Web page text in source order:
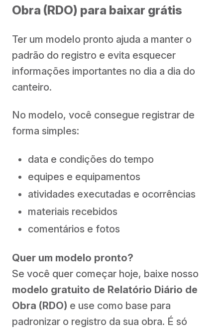
Obra (RDO) para baixar grátis
Ter um modelo pronto ajuda a manter o
padrão do registro e evita esquecer
informações importantes no dia a dia do
canteiro.
No modelo, você consegue registrar de
forma simples:
data e condições do tempo
equipes e equipamentos
atividades executadas e ocorrências
materiais recebidos
comentários e fotos
Quer um modelo pronto?
Se você quer começar hoje, baixe nosso
modelo gratuito de Relatório Diário de
Obra (RDO) e use como base para
padronizar o registro da sua obra. É só